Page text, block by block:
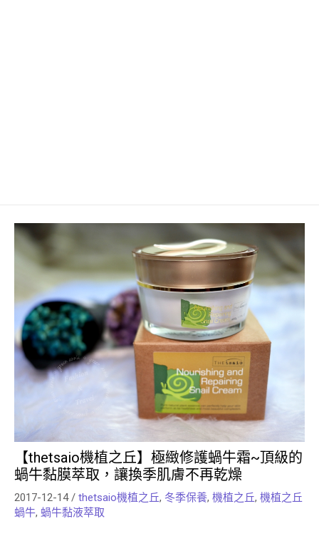
【thetsaio機植之丘】極緻修護蝸牛霜~頂級的
蝸牛黏膜萃取，讓換季肌膚不再乾燥
2017-12-14/ thetsaio機植之丘, 冬季保養, 機植之丘, 機植之丘
蝸牛, 蝸牛黏液萃取